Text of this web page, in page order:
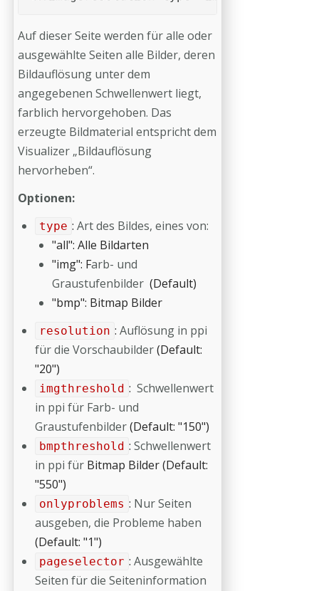
Auf dieser Seite werden für alle oder
ausgewählte Seiten alle Bilder, deren
Bildauflösung unter dem
angegebenen Schwellenwert liegt,
farblich hervorgehoben. Das
erzeugte Bildmaterial entspricht dem
Visualizer „Bildauflösung
hervorheben“.
Optionen:
type : Art des Bildes, eines von:
"all": Alle Bildarten
"img": Farb- und
Graustufenbilder (Default)
"bmp": Bitmap Bilder
resolution : Auflösung in ppi
für die Vorschaubilder(Default:
"20")
imgthreshold : Schwellenwert
in ppi für Farb- und
Graustufenbilder(Default: "150")
bmpthreshold : Schwellenwert
in ppi für Bitmap Bilder(Default:
"550")
onlyproblems : Nur Seiten
ausgeben, die Probleme haben
(Default: "1")
pageselector : Ausgewählte
Seiten für die Seiteninformation